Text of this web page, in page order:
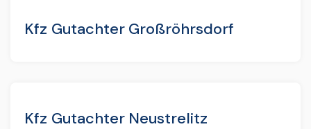
Kfz Gutachter Großröhrsdorf
Kfz Gutachter Neustrelitz